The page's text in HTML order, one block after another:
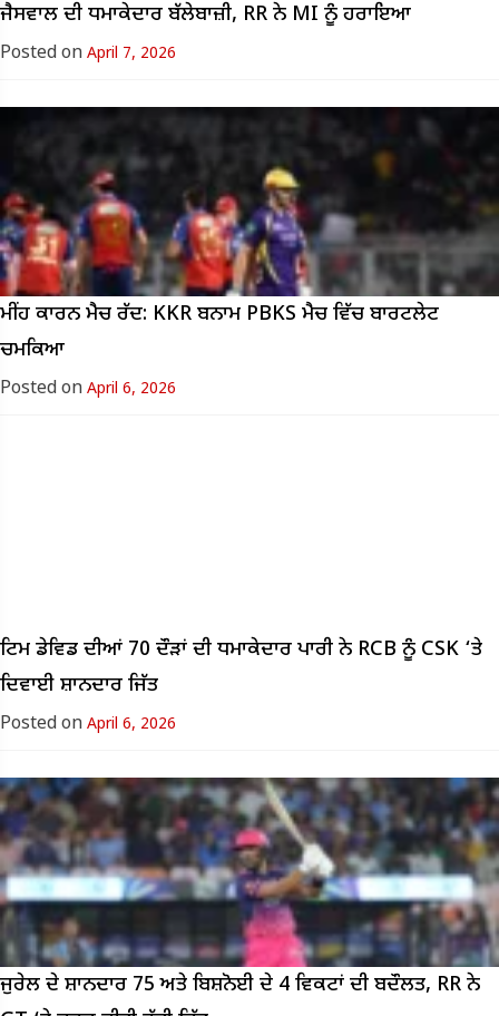
ਜੈਸਵਾਲ ਦੀ ਧਮਾਕੇਦਾਰ ਬੱਲੇਬਾਜ਼ੀ, RR ਨੇ MI ਨੂੰ ਹਰਾਇਆ
Posted on April 7, 2026
ਮੀਂਹ ਕਾਰਨ ਮੈਚ ਰੱਦ: KKR ਬਨਾਮ PBKS ਮੈਚ ਵਿੱਚ ਬਾਰਟਲੇਟ
ਚਮਕਿਆ
Posted on April 6, 2026
ਟਿਮ ਡੇਵਿਡ ਦੀਆਂ 70 ਦੌੜਾਂ ਦੀ ਧਮਾਕੇਦਾਰ ਪਾਰੀ ਨੇ RCB ਨੂੰ CSK ‘ਤੇ
ਦਿਵਾਈ ਸ਼ਾਨਦਾਰ ਜਿੱਤ
Posted on April 6, 2026
ਜੁਰੇਲ ਦੇ ਸ਼ਾਨਦਾਰ 75 ਅਤੇ ਬਿਸ਼ਨੋਈ ਦੇ 4 ਵਿਕਟਾਂ ਦੀ ਬਦੌਲਤ, RR ਨੇ